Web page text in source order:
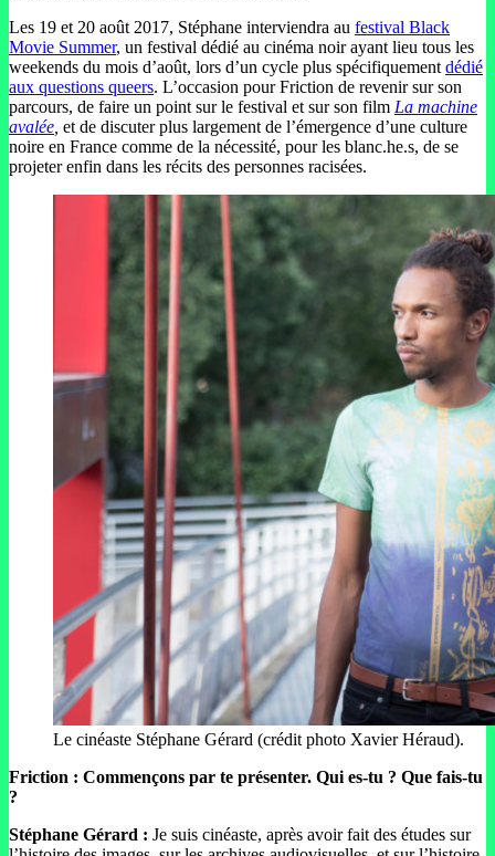
Les 19 et 20 août 2017, Stéphane interviendra au festival Black
Movie Summer, un festival dédié au cinéma noir ayant lieu tous les
weekends du mois d’août, lors d’un cycle plus spécifiquement dédié
aux questions queers. L’occasion pour Friction de revenir sur son
parcours, de faire un point sur le festival et sur son film La machine
avalée et de discuter plus largement de l’émergence d’une culture
noire en France comme de la nécessité, pour les blanc.he.s, de se
projeter enfin dans les récits des personnes racisées.
Le cinéaste Stéphane Gérard (crédit photo Xavier Héraud).
Friction : Commençons par te présenter. Qui es-tu ? Que fais-tu
?
Stéphane Gérard : Je suis cinéaste, après avoir fait des études sur